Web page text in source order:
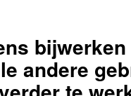
andere